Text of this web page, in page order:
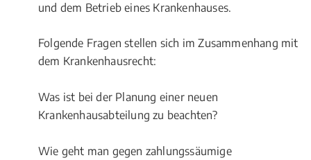
und dem Betrieb eines Krankenhauses.
Folgende Fragen stellen sich im Zusammenhang mit
dem Krankenhausrecht:
Was ist bei der Planung einer neuen
Krankenhausabteilung zu beachten?
Wie geht man gegen zahlungssäumige